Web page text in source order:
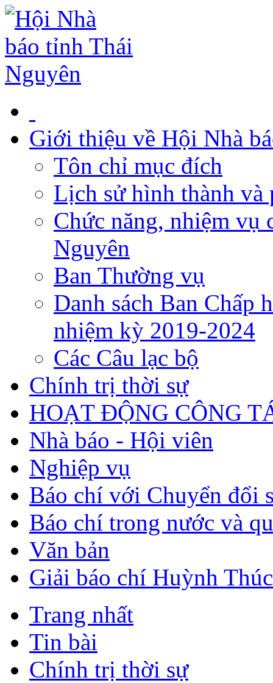
Giới thiệu về Hội Nhà
Tôn chỉ mục đích
Lịch sử hình thành và
Chức năng, nhiệm vụ
Nguyên
Ban Thường vụ
Danh sách Ban Chấp
nhiệm kỳ 2019-2024
Các Câu lạc bộ
Chính trị thời sự
HOẠT ĐỘNG CÔNG
Nhà báo - Hội viên
Nghiệp vụ
Báo chí với Chuyển đổi
Báo chí trong nước và
Văn bản
Giải báo chí Huỳnh
Trang nhất
Tin bài
Chính trị thời sự